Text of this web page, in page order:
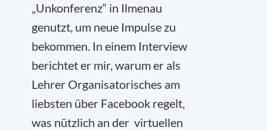
„Unkonferenz“ in Ilmenau
genutzt, um neue Impulse zu
bekommen. In einem Interview
berichtet er mir, warum er als
Lehrer Organisatorisches am
liebsten über Facebook regelt,
was nützlich an der virtuellen